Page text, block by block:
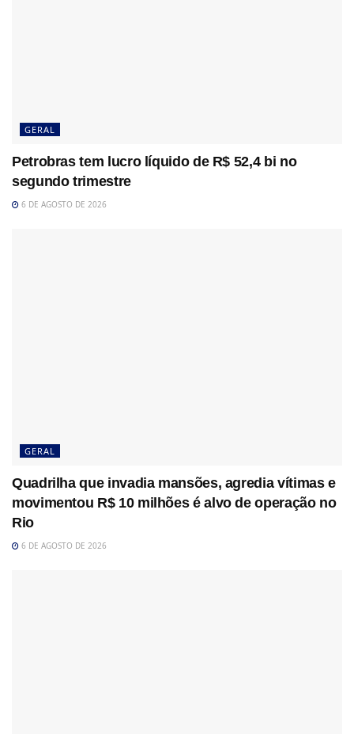
GERAL
Petrobras tem lucro líquido de R$ 52,4 bi no
segundo trimestre
6 DE AGOSTO DE 2026
GERAL
Quadrilha que invadia mansões, agredia vítimas e
movimentou R$ 10 milhões é alvo de operação no
Rio
6 DE AGOSTO DE 2026